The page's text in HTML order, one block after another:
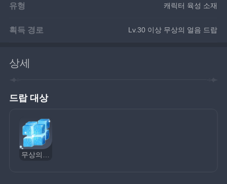
유형 캐릭터 육성 소재
획득 경로 Lv.30 이상 무상의 얼음 드랍
상세
드랍 대상